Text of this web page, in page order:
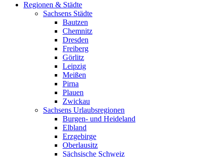
Regionen & Städte
Sachsens Städte
Bautzen
Chemnitz
Dresden
Freiberg
Görlitz
Leipzig
Meißen
Pirna
Plauen
Zwickau
Sachsens Urlaubsregionen
Burgen- und Heideland
Elbland
Erzgebirge
Oberlausitz
Sächsische Schweiz